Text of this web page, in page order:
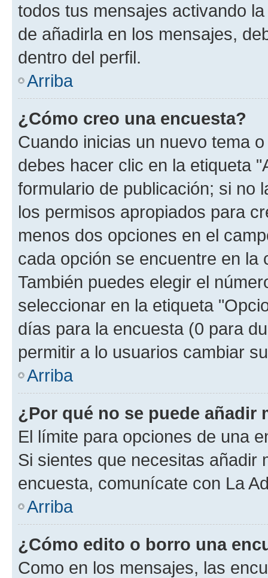
todos tus mensajes activando
de añadirla en los mensajes,
dentro del perfil.
Arriba
¿Cómo creo una encuesta?
Cuando inicias un nuevo tema
debes hacer clic en la etiqueta
formulario de publicación; si no
los permisos apropiados para
menos dos opciones en el
cada opción se encuentre en
También puedes elegir el
seleccionar en la etiqueta
días para la encuesta (0 para
permitir a lo usuarios cambiar
Arriba
¿Por qué no se puede añadir
El límite para opciones de una
Si sientes que necesitas añadir
encuesta, comunícate con La
Arriba
¿Cómo edito o borro una
Como en los mensajes, las